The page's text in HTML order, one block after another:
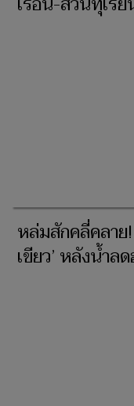
หล่มสักคลี่คลาย
เขียว’ หลังน้ำล